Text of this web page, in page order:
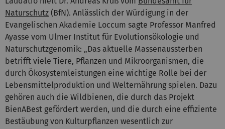
Naturschutz (BfN). Anlässlich der Würdigung in der
Evangelischen Akademie Loccum sagte Professor Manfred
Ayasse vom Ulmer Institut für Evolutionsökologie und
Naturschutzgenomik: „Das aktuelle Massenaussterben
betrifft viele Tiere, Pflanzen und Mikroorganismen, die
durch Ökosystemleistungen eine wichtige Rolle bei der
Lebensmittelproduktion und Welternährung spielen. Dazu
gehören auch die Wildbienen, die durch das Projekt
BienABest gefördert werden, und die durch eine effiziente
Bestäubung von Kulturpflanzen wesentlich zur